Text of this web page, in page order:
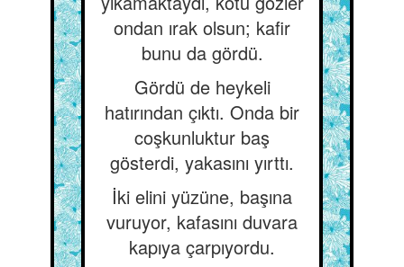
ondan ırak olsun; kafir
bunu da gördü.
Gördü de heykeli
hatırından çıktı. Onda bir
coşkunluktur baş
gösterdi, yakasını yırttı.
İki elini yüzüne, başına
vuruyor, kafasını duvara
kapıya çarpıyordu.